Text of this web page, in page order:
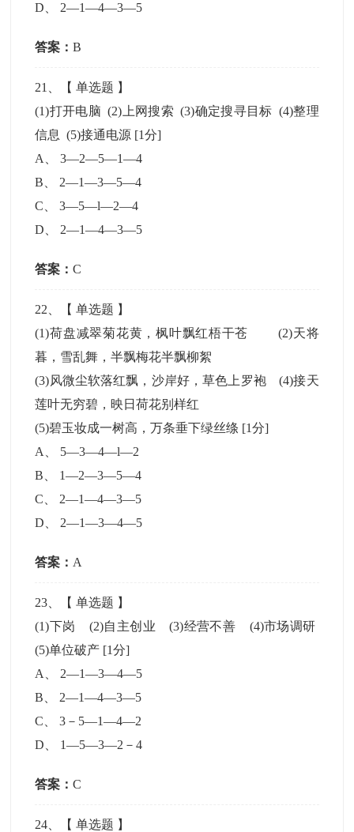
D
2—1—4—3—5
答案：B
21 、【单选题 】
(1)打开电脑 (2)上网搜索 (3)确定搜寻目标 (4)整理
信息 (5)接通电源 [1分]
A
、3—2—5—1—4
B
2—1—3—5—4
C 、3—5—l—2—4
D
2—1—4—3—5
答案：C
22 、【单选题 】
(1)荷盘减翠菊花黄，枫叶飘红梧干苍 (2)天将
暮，雪乱舞，半飘梅花半飘柳絮
(3)风微尘软落红飘，沙岸好，草色上罗袍 (4)接天
莲叶无穷碧，映日荷花别样红
(5)碧玉妆成一树高，万条垂下绿丝绦 [1分]
A
5—3—4—l—2
B
1—2—3—5—4
C
2—1—4—3—5
D
2—1—3—4—5
答案： A
23 、【单选题 】
(1)下岗 (2)自主创业 (3)经营不善 (4)市场调研
(5)单位破产 [1分]
A
2—1—3—4—5
B
2—1—4—3—5
C 、3－5—1—4—2
D
1—5—3—2－4
答案：C
24 、【单选题 】